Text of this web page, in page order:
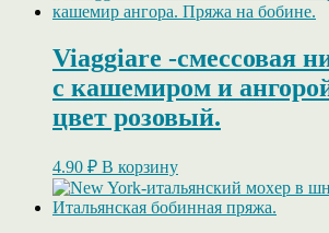
Viaggiare -смессовая
с кашемиром и
цвет розовый.
4.90 ₽ В корзину